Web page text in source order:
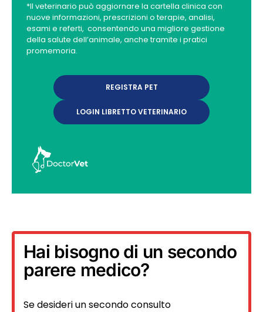
*Il veterinario può aggiornare la cartella clinica con
nuove informazioni, prescrizioni o terapie, analisi,
esami e referti, consentendo una migliore gestione
della salute dell’animale, anche tramite i pratici
promemoria.
REGISTRA PET
LOGIN LIBRETTO VETERINARIO
Hai bisogno di un secondo
parere medico?
Se desideri un secondo consulto